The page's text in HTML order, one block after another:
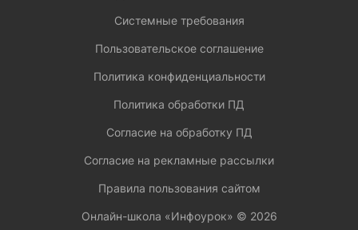
Системные требования
Пользовательское соглашение
Политика конфиденциальности
Политика обработки ПД
Согласие на обработку ПД
Согласие на рекламные рассылки
Правила пользования сайтом
Онлайн-школа «Инфоурок» © 2026